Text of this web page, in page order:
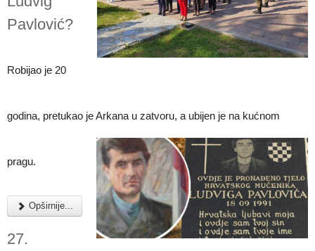
Pavlović?
Robijao je 20
godina, pretukao je Arkana u zatvoru, a ubijen je na kućnom
pragu.
Opširnije...
27.